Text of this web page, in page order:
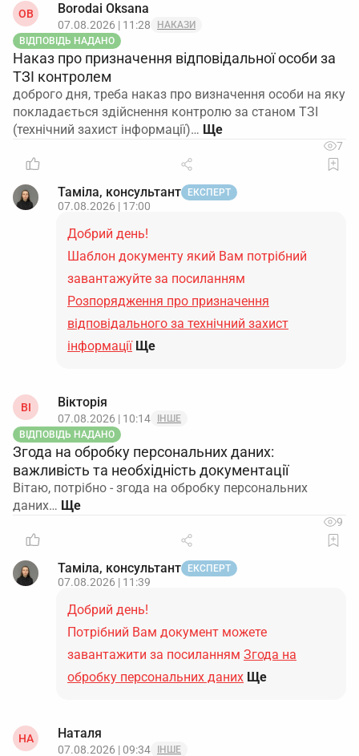
OB Borodai Oksana
07.08.2026 | 11:28
НАКАЗИ
ВІДПОВІДЬ НАДАНО
Наказ про призначення відповідальної особи за
ТЗІ контролем
доброго дня, треба наказ про визначення особи на яку
покладається здійснення контролю за станом ТЗІ
(технічний захист інформації)…
7
Таміла, консультант ЕКСПЕРТ
07.08.2026 | 17:00
Добрий день!
Шаблон документу який Вам потрібний
завантажуйте за посиланням
Розпорядження про призначення
відповідального за технічний захист
інформації Ще
ВІ Вікторія
07.08.2026 | 10:14
ІНШЕ
ВІДПОВІДЬ НАДАНО
Згода на обробку персональних даних:
важливість та необхідність документації
Вітаю, потрібно - згода на обробку персональних
даних…
9
Таміла, консультант ЕКСПЕРТ
07.08.2026 | 11:39
Добрий день!
Потрібний Вам документ можете
завантажити за посиланням Згода на
обробку персональних даних Ще
НА Наталя
07.08.2026 | 09:34 ІНШЕ